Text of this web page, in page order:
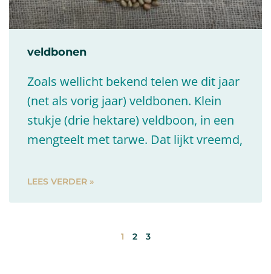
veldbonen
Zoals wellicht bekend telen we dit jaar
(net als vorig jaar) veldbonen. Klein
stukje (drie hektare) veldboon, in een
mengteelt met tarwe. Dat lijkt vreemd,
LEES VERDER »
1 2 3